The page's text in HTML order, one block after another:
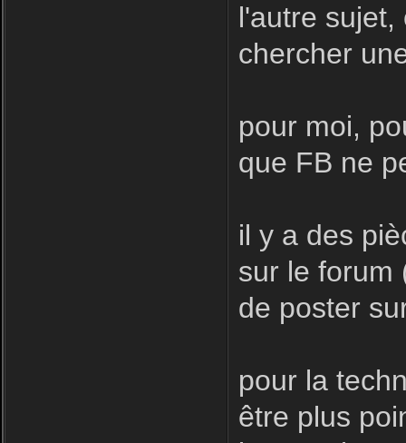
l'autre
chercher
pour moi,
que FB ne
il y a des
sur le forum
de poster
pour la
être plus